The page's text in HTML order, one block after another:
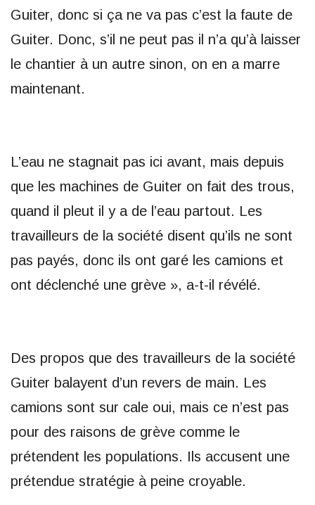
Guiter, donc si ça ne va pas c’est la faute de
Guiter. Donc, s’il ne peut pas il n’a qu’à laisser
le chantier à un autre sinon, on en a marre
maintenant.
L’eau ne stagnait pas ici avant, mais depuis
que les machines de Guiter on fait des trous,
quand il pleut il y a de l’eau partout. Les
travailleurs de la société disent qu’ils ne sont
pas payés, donc ils ont garé les camions et
ont déclenché une grève », a-t-il révélé.
Des propos que des travailleurs de la société
Guiter balayent d’un revers de main. Les
camions sont sur cale oui, mais ce n’est pas
pour des raisons de grève comme le
prétendent les populations. Ils accusent une
prétendue stratégie à peine croyable.